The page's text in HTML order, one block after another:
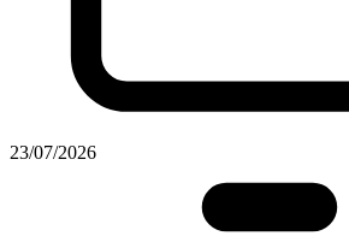
23/07/2026